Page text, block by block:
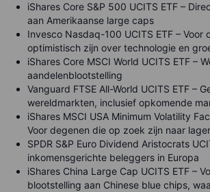
iShares Core S&P 500 UCITS ETF –
aan Amerikaanse large caps
Invesco Nasdaq-100 UCITS ETF – Voor
optimistisch zijn over technologie en
iShares Core MSCI World UCITS ETF –
aandelenblootstelling
Vanguard FTSE All-World UCITS ETF –
wereldmarkten, inclusief opkomende
iShares MSCI USA Minimum Volatility
Voor degenen die op zoek zijn naar
SPDR S&P Euro Dividend Aristocrats
inkomensgerichte beleggers in Europa
iShares China Large Cap UCITS ETF –
blootstelling aan Chinese blue chips,